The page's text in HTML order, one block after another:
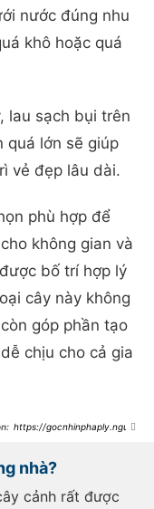
nước đúng nhu
khô hoặc quá
lau sạch bụi trên
quá lớn sẽ giúp
vẻ đẹp lâu dài.
phù hợp để
không gian và
bố trí hợp lý
cây này không
góp phần tạo
chịu cho cả gia
https://gocnhinphaply.nguoi
nhà?
cảnh rất được